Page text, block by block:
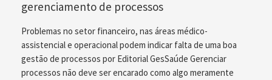
gerenciamento de processos
Problemas no setor financeiro, nas áreas médico-
assistencial e operacional podem indicar falta de uma boa
gestão de processos por Editorial GesSaúde Gerenciar
processos não deve ser encarado como algo meramente